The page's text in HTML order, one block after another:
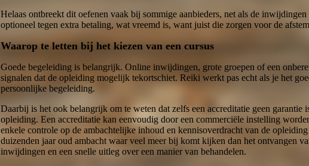
Helaas ontbreekt dit oefenen vaak bij sommige aanbieders, net als de
optioneel tegen extra betaling, wat vreemd is, want juist die zorgen voor de
Waarop te letten bij het kiezen van een cursus
Goede begeleiding is belangrijk. Online inwijdingen, grote groepen of een
signalen dat de opleiding mogelijk tekortschiet. Reiki werkt pas echt als je het
persoonlijke begeleiding.
Daarbij is het ook belangrijk om te weten dat zelfs een accreditatie geen garantie
opleiding. Een accreditatie kan eenvoudig door een commerciële instelling
enkele controle op de ambachtelijke inhoud en kennisoverdracht van de
duizenden jaar oud ambacht waar veel meer bij komt kijken dan het ontvangen
inwijdingen en een snelle uitleg over een manier van behandelen.